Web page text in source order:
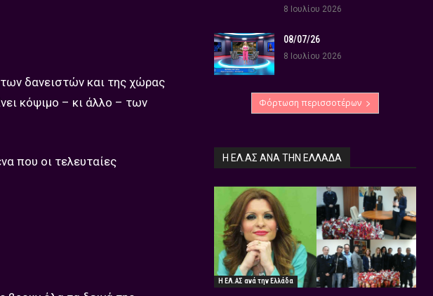
δανειστών και της χώρας
κόψιμο – κι άλλο – των
που οι τελευταίες
8 Ιουλίου 2026
08/07/26
8 Ιουλίου 2026
Φόρτωση περισσοτέρων
Η ΕΛ.ΑΣ ΑΝΆ ΤΗΝ ΕΛΛΆΔΑ
Η ΕΛ.ΑΣ ανά την Ελλάδα